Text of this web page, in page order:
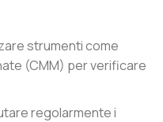
strumenti come
(CMM) per verificare
regolarmente i